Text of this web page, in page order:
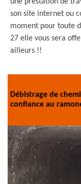
son site internet ou
moment pour toute
27 elle vous sera
ailleurs !!
Débistrage de
confiance au